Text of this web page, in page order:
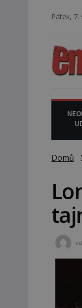
Pátek, 7.
Domů
od